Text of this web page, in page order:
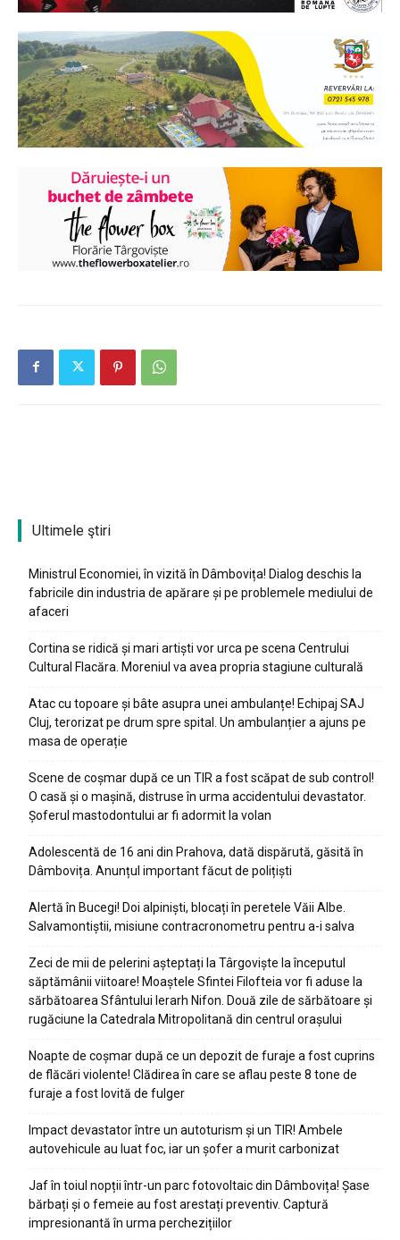
Ultimele ştiri
Ministrul Economiei, în vizită în Dâmbovița! Dialog deschis la
fabricile din industria de apărare și pe problemele mediului de
afaceri
Cortina se ridică și mari artiști vor urca pe scena Centrului
Cultural Flacăra. Moreniul va avea propria stagiune culturală
Atac cu topoare și bâte asupra unei ambulanțe! Echipaj SAJ
Cluj, terorizat pe drum spre spital. Un ambulanțier a ajuns pe
masa de operație
Scene de coșmar după ce un TIR a fost scăpat de sub control!
O casă și o mașină, distruse în urma accidentului devastator.
Șoferul mastodontului ar fi adormit la volan
Adolescentă de 16 ani din Prahova, dată dispărută, găsită în
Dâmbovița. Anunțul important făcut de polițiști
Alertă în Bucegi! Doi alpiniști, blocați în peretele Văii Albe.
Salvamontiștii, misiune contracronometru pentru a-i salva
Zeci de mii de pelerini așteptați la Târgoviște la începutul
săptămânii viitoare! Moaștele Sfintei Filofteia vor fi aduse la
sărbătoarea Sfântului Ierarh Nifon. Două zile de sărbătoare și
rugăciune la Catedrala Mitropolitană din centrul orașului
Noapte de coșmar după ce un depozit de furaje a fost cuprins
de flăcări violente! Clădirea în care se aflau peste 8 tone de
furaje a fost lovită de fulger
Impact devastator între un autoturism și un TIR! Ambele
autovehicule au luat foc, iar un șofer a murit carbonizat
Jaf în toiul nopții într-un parc fotovoltaic din Dâmbovița! Șase
bărbați și o femeie au fost arestați preventiv. Captură
impresionantă în urma perchezițiilor